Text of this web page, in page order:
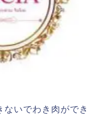
いでわき肉ができ